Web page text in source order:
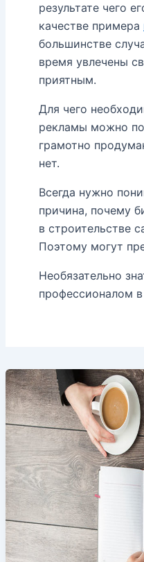
результате чего
качестве примера
большинстве
время увлечены
приятным.
Для чего
рекламы можно
грамотно
нет.
Всегда нужно
причина, почему
в строительстве
Поэтому могут
Необязательно
профессионалом